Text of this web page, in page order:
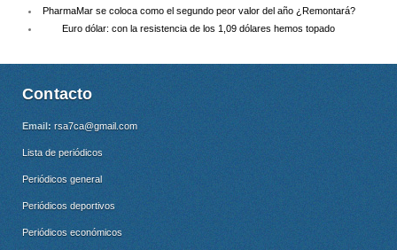
PharmaMar se coloca como el segundo peor valor del año ¿Remontará?
Euro dólar: con la resistencia de los 1,09 dólares hemos topado
Contacto
Email: rsa7ca@gmail.com
Lista de periódicos
Periódicos general
Periódicos deportivos
Periódicos económicos